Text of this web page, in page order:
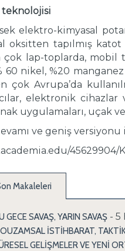
elektro-kimyasal
oksitten tapılmış
lap-toplarda, mobil
60 nikel, %20
çok Avrupa’da
elektronik
uygulamaları, uçak
ve geniş versiyonu
Makaleleri
GECE SAVAŞ, YARIN SAVAŞ - 5
İSTİHBARAT,
GELİŞMELER VE YENİ